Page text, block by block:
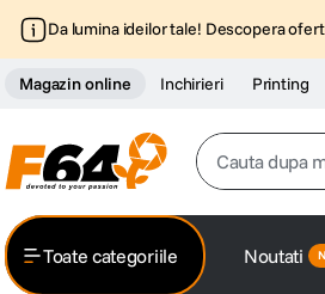
Da lumina ideilor tale! Descopera
Magazin online Inchirieri Printing
Cauta dupa
Toate categoriile Noutati